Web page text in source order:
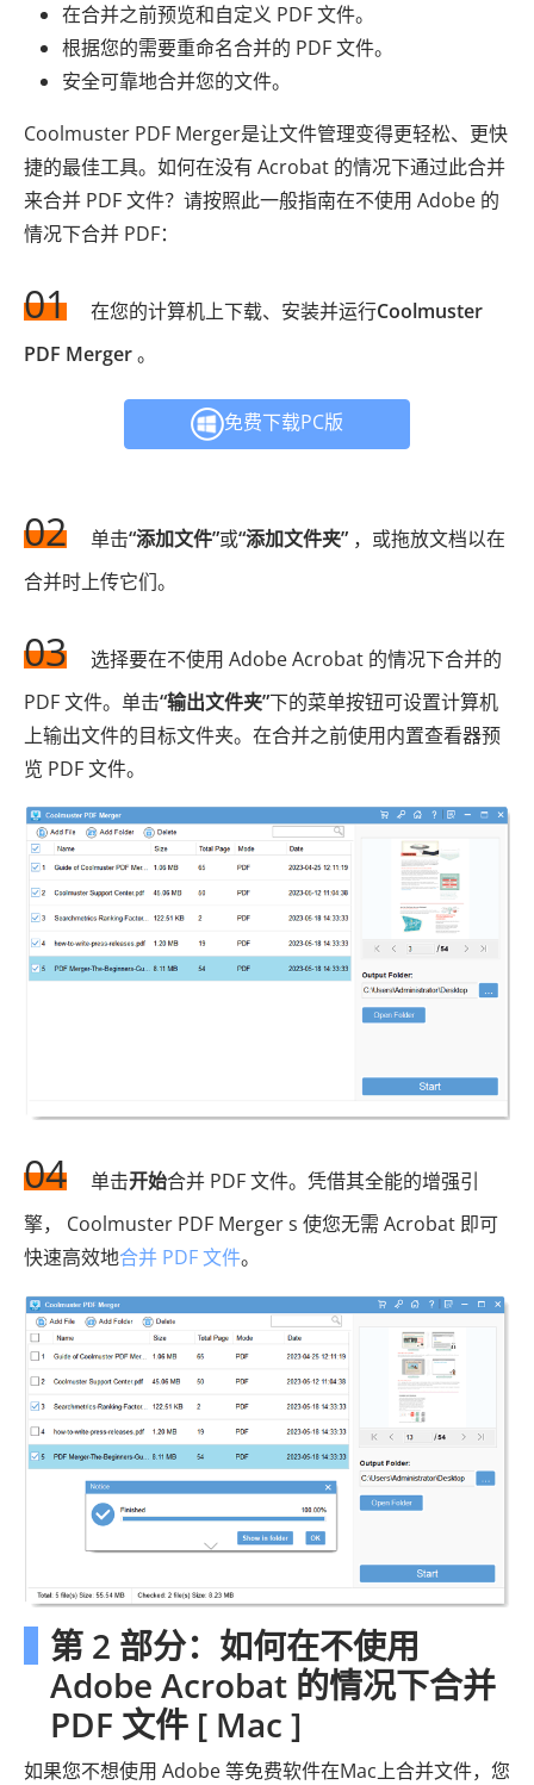
在合并之前预览和自定义 PDF 文件。
根据您的需要重命名合并的 PDF 文件。
安全可靠地合并您的文件。
Coolmuster PDF Merger是让文件管理变得更轻松、更快
捷的最佳工具。如何在没有 Acrobat 的情况下通过此合并
来合并 PDF 文件？请按照此一般指南在不使用 Adob​​e 的
情况下合并 PDF：
01 在您的计算机上下载、安装并运行Coolmuster
PDF Merger。
免费下载PC版
02 单击“添加文件”或“添加文件夹” ，或拖放文档以在
合并时上传它们。
03
选择要在不使用 Adob​​e Acrobat 的情况下合并的
PDF 文件。单击“输出文件夹”下的菜单按钮可设置计算机
上输出文件的目标文件夹。在合并之前使用内置查看器预
览 PDF 文件。
04 单击开始合并 PDF 文件。凭借其全能的增强引
擎， Coolmuster PDF Merger s 使您无需 Acrobat 即可
快速高效地合并 PDF 文件。
第 2 部分：如何在不使用
Adob​​e Acrobat 的情况下合并
PDF 文件 [ Mac ]
如果您不想使用 Adob​​e 等免费软件在Mac上合并文件，您